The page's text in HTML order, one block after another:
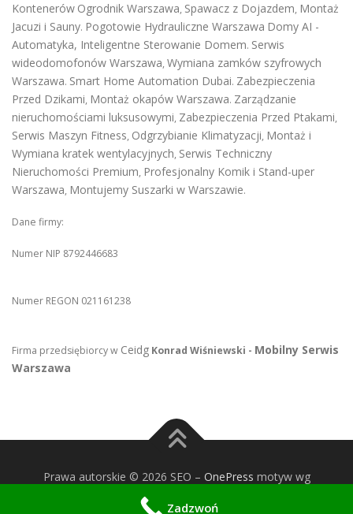
Kontenerów Ogrodnik Warszawa, Spawacz z Dojazdem, Montaż
Jacuzi i Sauny. Pogotowie Hydrauliczne Warszawa Domy AI -
Automatyka, Inteligentne Sterowanie Domem. Serwis
wideodomofonów Warszawa, Wymiana zamków szyfrowych
Warszawa. Smart Home Automation Dubai. Zabezpieczenia
Przed Dzikami, Montaż okapów Warszawa. Zarządzanie
nieruchomościami luksusowymi, Zabezpieczenia Przed Ptakami,
Serwis Maszyn Fitness, Odgrzybianie Klimatyzacji, Montaż i
Wymiana kratek wentylacyjnych, Serwis Techniczny
Nieruchomości Premium, Profesjonalny Komik i Stand-uper
Warszawa, Montujemy Suszarki w Warszawie.
Dane firmy:
Numer NIP 8792446683
Numer REGON 021161238
Firma przedsiębiorcy w Ceidg Konrad Wiśniewski - Mobilny Serwis
Warszawa
Prawa autorskie © 2026 SEO – OnePress motyw wg
FameThemes
Zadzwoń